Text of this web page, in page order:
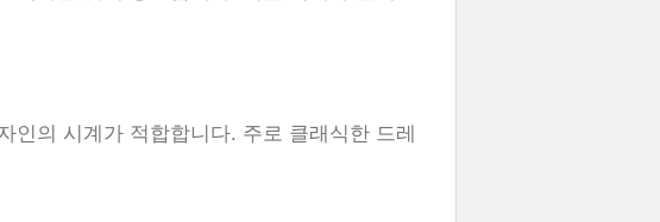
인의 시계가 적합합니다. 주로 클래식한 드레